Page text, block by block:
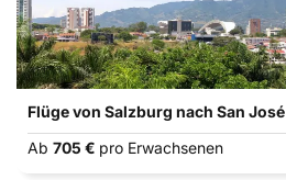
Flüge von Salzburg nach San José
Ab 705 € pro Erwachsenen